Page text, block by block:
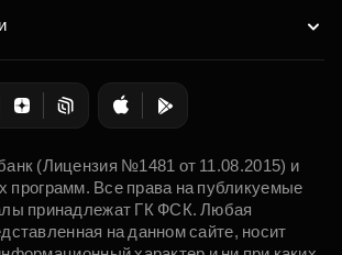
(Лицензия №1481 от 11.08.2015) и
программ. Все права на публикуемые
принадлежат ГК ФСК. Любая
на данном сайте, носит